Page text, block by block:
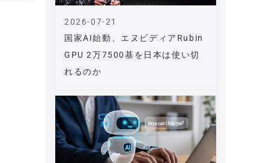
国家AI始動、エヌビディアRubin
GPU 2万7500基を日本は使い切
れるのか
2026-07-21